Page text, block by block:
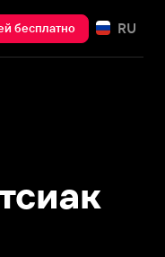
бесплатно RU